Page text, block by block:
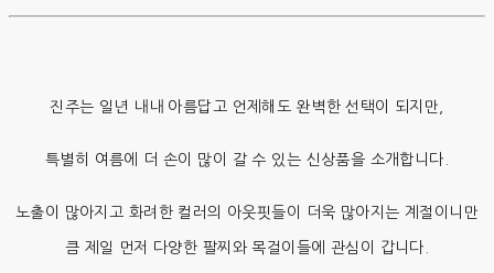
진주는 일년 내내 아름답고 언제해도 완벽한 선택이 되지만,
특별히 여름에 더 손이 많이 갈 수 있는 신상품을 소개합니다.
노출이 많아지고 화려한 컬러의 아웃핏들이 더욱 많아지는 계절이니만
큼 제일 먼저 다양한 팔찌와 목걸이들에 관심이 갑니다.